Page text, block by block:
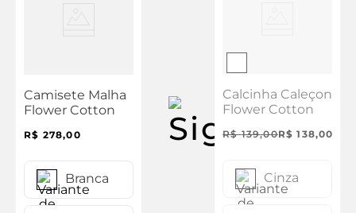
Camisete Malha
Flower Cotton
R$ 278,00
Branca
Calcinha Caleçon
Flower Cotton
R$ 139,00R$ 138,00
Cinza